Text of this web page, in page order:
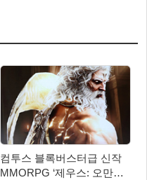
컴투스 블록버스터급 신작
MMORPG ‘제우스: 오만의